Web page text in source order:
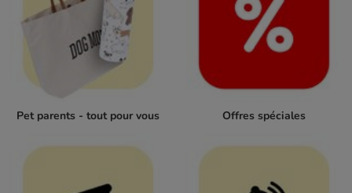
Pet parents - tout pour vous Offres spéciales